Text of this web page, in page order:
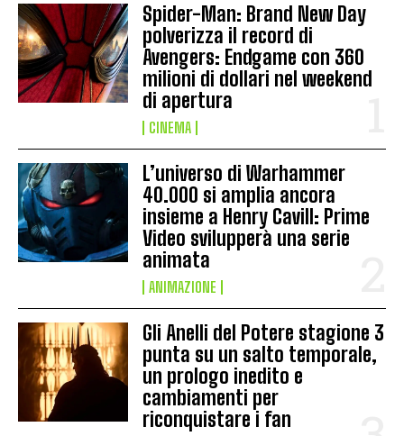
Spider-Man: Brand New Day
polverizza il record di
Avengers: Endgame con 360
milioni di dollari nel weekend
di apertura
CINEMA
L’universo di Warhammer
40.000 si amplia ancora
insieme a Henry Cavill: Prime
Video svilupperà una serie
animata
ANIMAZIONE
Gli Anelli del Potere stagione 3
punta su un salto temporale,
un prologo inedito e
cambiamenti per
riconquistare i fan